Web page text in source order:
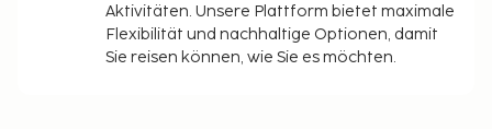
Aktivitäten. Unsere Plattform bietet maximale
Flexibilität und nachhaltige Optionen, damit
Sie reisen können, wie Sie es möchten.